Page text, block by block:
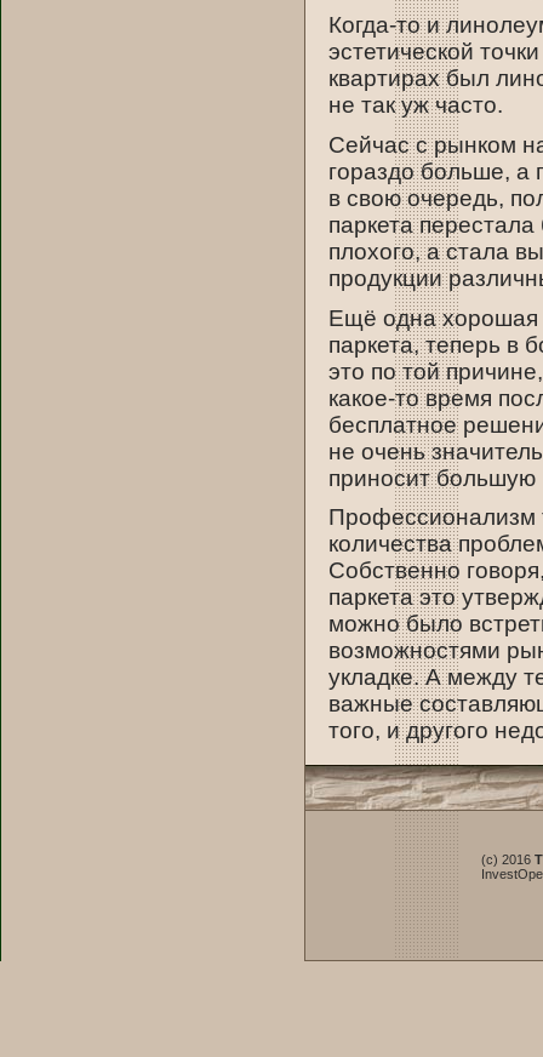
Когда-то и
эстетической
квартирах был
не так уж часто.
Сейчас с рынком
гораздо больше, а
в свою очередь,
паркета
плохого, а стала
продукции
Ещё одна хорошая
паркета, теперь в
это по той
какое-то время
бесплатное
не очень
приносит большую
Профессионализм
количества
Собственно
паркета это
можно было
возможностями
укладке. А между
важные
того, и другого
(c) 2016